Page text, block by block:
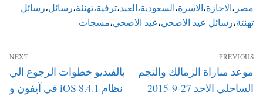
مصر ،الاجازة،الاسرة،السعودية،العيد،ترفية،تهنئة،رسائل،رسائل
تهنئة،رسائل عيد الاضحي،عيد الاضحي،مسجات
تصفّح
المقالات
PREVIOUS
Previous
post:
موعد مباراة الزمالك والنجم
الساحلي الاحد 27-9-2015
NEXT
Next
post:
بالفيديو خطوات الرجوع الي
نظام iOS 8.4.1 في آيفون و